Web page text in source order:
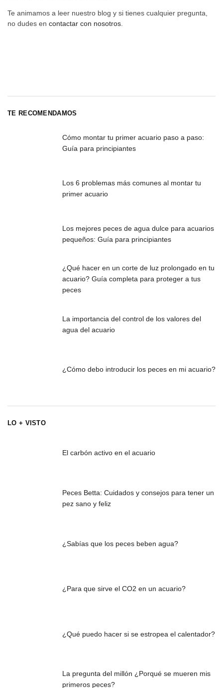
Te animamos a leer nuestro blog y si tienes cualquier pregunta,
no dudes en contactar con nosotros
TE RECOMENDAMOS
Cómo montar tu primer acuario paso a paso:
Guía para principiantes
Los 6 problemas más comunes al montar tu
primer acuario
Los mejores peces de agua dulce para acuarios
pequeños: Guía para principiantes
¿Qué hacer en un corte de luz prolongado en tu
acuario? Guía completa para proteger a tus
peces
La importancia del control de los valores del
agua del acuario
¿Cómo debo introducir los peces en mi acuario?
LO + VISTO
El carbón activo en el acuario
Peces Betta: Cuidados y consejos para tener un
pez sano y feliz
¿Sabías que los peces beben agua?
¿Para que sirve el CO2 en un acuario?
¿Qué puedo hacer si se estropea el calentador?
La pregunta del millón ¿Porqué se mueren mis
primeros peces?